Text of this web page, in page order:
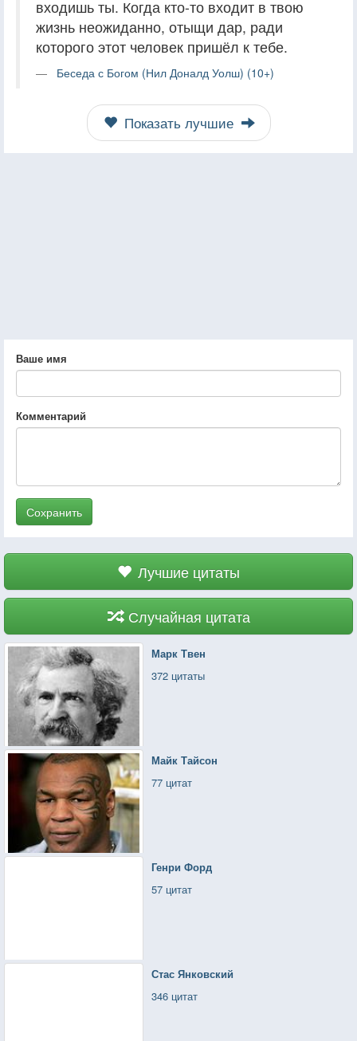
входишь ты. Когда кто-то входит в твою
жизнь неожиданно, отыщи дар, ради
которого этот человек пришёл к тебе.
Беседа с Богом (Нил Доналд Уолш) (10+)
Показать лучшие
Ваше имя
Комментарий
Сохранить
Лучшие цитаты
Случайная цитата
Марк Твен
372 цитаты
Майк Тайсон
77 цитат
Генри Форд
57 цитат
Стас Янковский
346 цитат